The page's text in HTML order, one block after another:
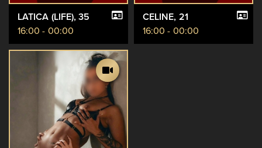
LATICA (LIFE), 35
16:00 - 00:00
CELINE, 21
16:00 - 00:00